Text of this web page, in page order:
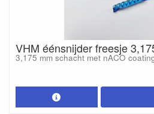
VHM éénsnijder freesje
3,175 mm schacht met nACO